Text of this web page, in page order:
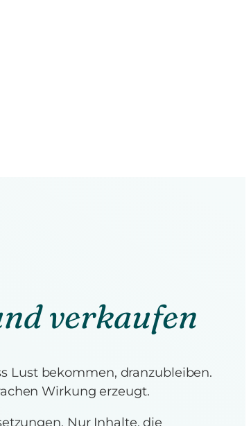
verkaufen
Lust bekommen, dranzubleiben.
Wirkung erzeugt.
Nur Inhalte, die